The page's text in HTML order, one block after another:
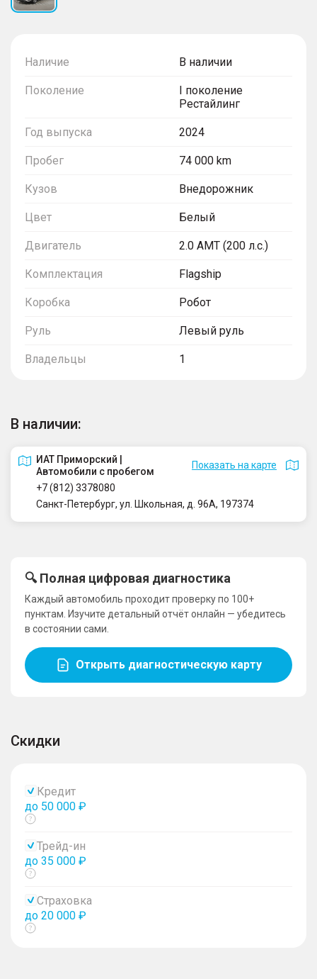
Наличие В наличии
Поколение
I поколение
Рестайлинг
Год выпуска 2024
Пробег 74 000 km
Кузов Внедорожник
Цвет Белый
Двигатель 2.0 AMT (200 л.с.)
Комплектация Flagship
Коробка Робот
Руль Левый руль
Владельцы 1
В наличии:
ИАТ Приморский |
Автомобили с пробегом
Показать на карте
+7 (812) 3378080
Санкт-Петербург, ул. Школьная, д. 96А, 197374
🔍 Полная цифровая диагностика
Каждый автомобиль проходит проверку по 100+
пунктам. Изучите детальный отчёт онлайн — убедитесь
в состоянии сами.
Открыть диагностическую карту
Скидки
Кредит
до 50 000 ₽
Показать
Трейд-ин
до 35 000 ₽
Показать
Страховка
до 20 000 ₽
Показать